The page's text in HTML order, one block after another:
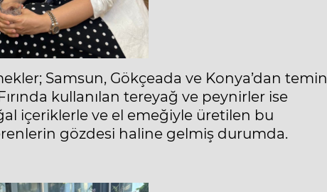
Samsun, Gökçeada ve Konya’dan temin
kullanılan tereyağ ve peynirler ise
içeriklerle ve el emeğiyle üretilen bu
gözdesi haline gelmiş durumda.